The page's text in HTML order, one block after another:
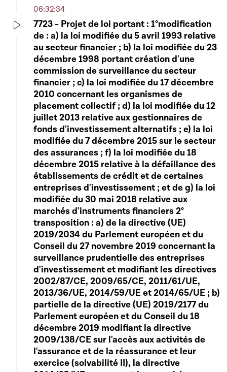
06:32:34
7723 - Projet de loi portant : 1°modification
de : a) la loi modifiée du 5 avril 1993 relative
au secteur financier ; b) la loi modifiée du 23
décembre 1998 portant création d'une
commission de surveillance du secteur
financier ; c) la loi modifiée du 17 décembre
2010 concernant les organismes de
placement collectif ; d) la loi modifiée du 12
juillet 2013 relative aux gestionnaires de
fonds d'investissement alternatifs ; e) la loi
modifiée du 7 décembre 2015 sur le secteur
des assurances ; f) la loi modifiée du 18
décembre 2015 relative à la défaillance des
établissements de crédit et de certaines
entreprises d'investissement ; et de g) la loi
modifiée du 30 mai 2018 relative aux
marchés d'instruments financiers 2°
transposition : a) de la directive (UE)
2019/2034 du Parlement européen et du
Conseil du 27 novembre 2019 concernant la
surveillance prudentielle des entreprises
d'investissement et modifiant les directives
2002/87/CE, 2009/65/CE, 2011/61/UE,
2013/36/UE, 2014/59/UE et 2014/65/UE ; b)
partielle de la directive (UE) 2019/2177 du
Parlement européen et du Conseil du 18
décembre 2019 modifiant la directive
2009/138/CE sur l'accès aux activités de
l'assurance et de la réassurance et leur
exercice (solvabilité II), la directive